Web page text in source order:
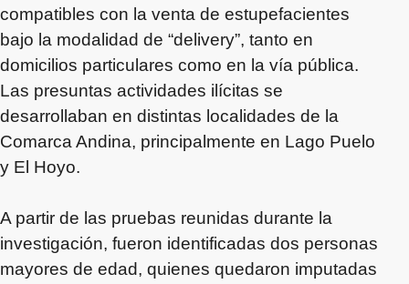
compatibles con la venta de estupefacientes
bajo la modalidad de “delivery”, tanto en
domicilios particulares como en la vía pública.
Las presuntas actividades ilícitas se
desarrollaban en distintas localidades de la
Comarca Andina, principalmente en Lago Puelo
y El Hoyo.
A partir de las pruebas reunidas durante la
investigación, fueron identificadas dos personas
mayores de edad, quienes quedaron imputadas